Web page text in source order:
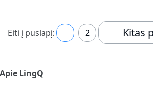
Eiti į puslapį: 2 Kitas
Apie LingQ